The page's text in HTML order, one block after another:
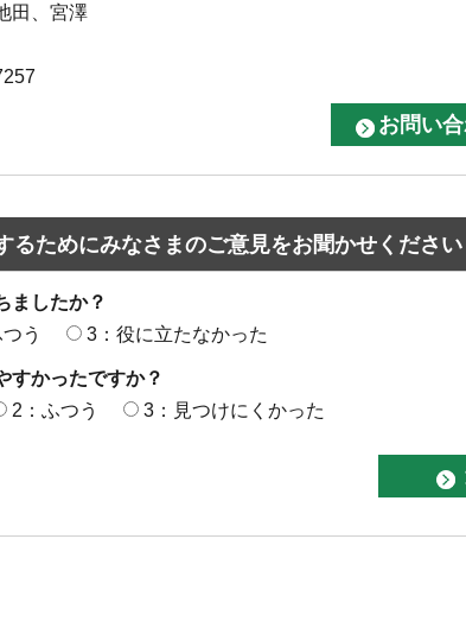
田、宮澤
るためにみなさまのご意見をお聞かせください
ましたか？
う 3：役に立たなかった
すかったですか？
2：ふつう 3：見つけにくかった